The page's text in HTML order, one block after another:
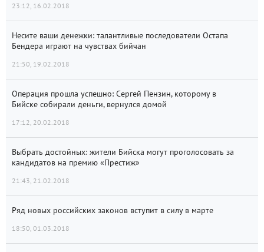
23:12, 16.02.2018
Несите ваши денежки: талантливые последователи Остапа
Бендера играют на чувствах бийчан
21:50, 19.02.2018
Операция прошла успешно: Сергей Пензин, которому в
Бийске собирали деньги, вернулся домой
17:12, 20.02.2018
Выбрать достойных: жители Бийска могут проголосовать за
кандидатов на премию «Престиж»
21:43, 21.02.2018
Ряд новых российских законов вступит в силу в марте
18:50, 01.03.2018